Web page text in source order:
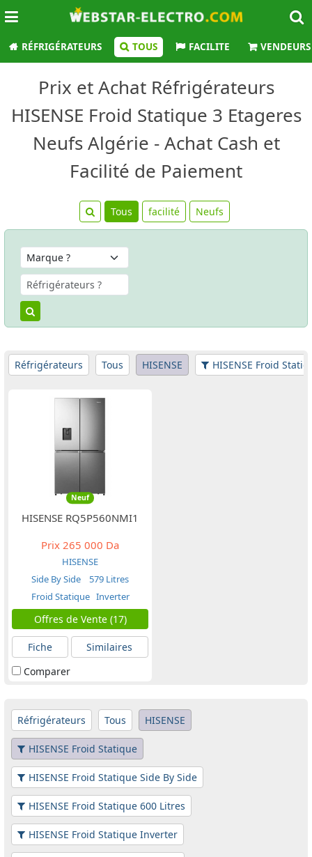
RÉFRIGÉRATEURS TOUS FACILITE VENDEURS
Prix et Achat Réfrigérateurs
HISENSE Froid Statique 3 Etageres
Neufs Algérie - Achat Cash et
Facilité de Paiement
Tous facilité Neufs
Réfrigérateurs Tous HISENSE HISENSE Froid
Neuf
HISENSE RQ5P560NMI1
Prix 265 000 Da
HISENSE
Side By Side
579 Litres
Froid Statique Inverter
Offres de Vente (17)
Fiche
Similaires
Comparer
Réfrigérateurs Tous HISENSE
HISENSE Froid Statique
HISENSE Froid Statique Side By Side
HISENSE Froid Statique 600 Litres
HISENSE Froid Statique Inverter